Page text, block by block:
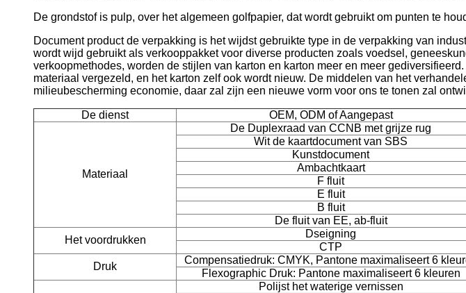
De grondstof is pulp, over het algemeen golfpapier, dat wordt gebruikt om punten te
Document product de verpakking is het wijdst gebruikte type in de verpakking van
wordt wijd gebruikt als verkooppakket voor diverse producten zoals voedsel,
verkoopmethodes, worden de stijlen van karton en karton meer en meer
materiaal vergezeld, en het karton zelf ook wordt nieuw. De middelen van het
milieubescherming economie, daar zal zijn een nieuwe vorm voor ons te tonen zal
De dienst OEM, ODM of Aangepast
Materiaal
De Duplexraad van CCNB met grijze rug
Wit de kaartdocument van SBS
Kunstdocument
Ambachtkaart
F fluit
E fluit
B fluit
De fluit van EE, ab-fluit
Het voordrukken
Dseigning
CTP
Druk
Compensatiedruk: CMYK, Pantone maximaliseert 6
Flexographic Druk: Pantone maximaliseert 6 kleuren
Polijst het waterige vernissen